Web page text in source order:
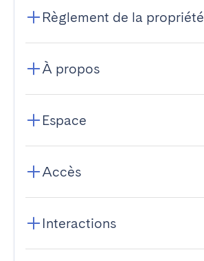
Règlement de la propriété
À propos
Espace
Accès
Interactions